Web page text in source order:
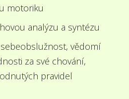
motoriku
analýzu a syntézu
vědomí
za své chování,
pravidel